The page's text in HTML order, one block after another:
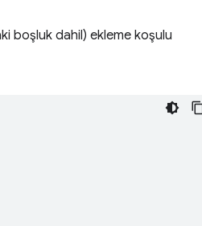
boşluk dahil) ekleme koşulu